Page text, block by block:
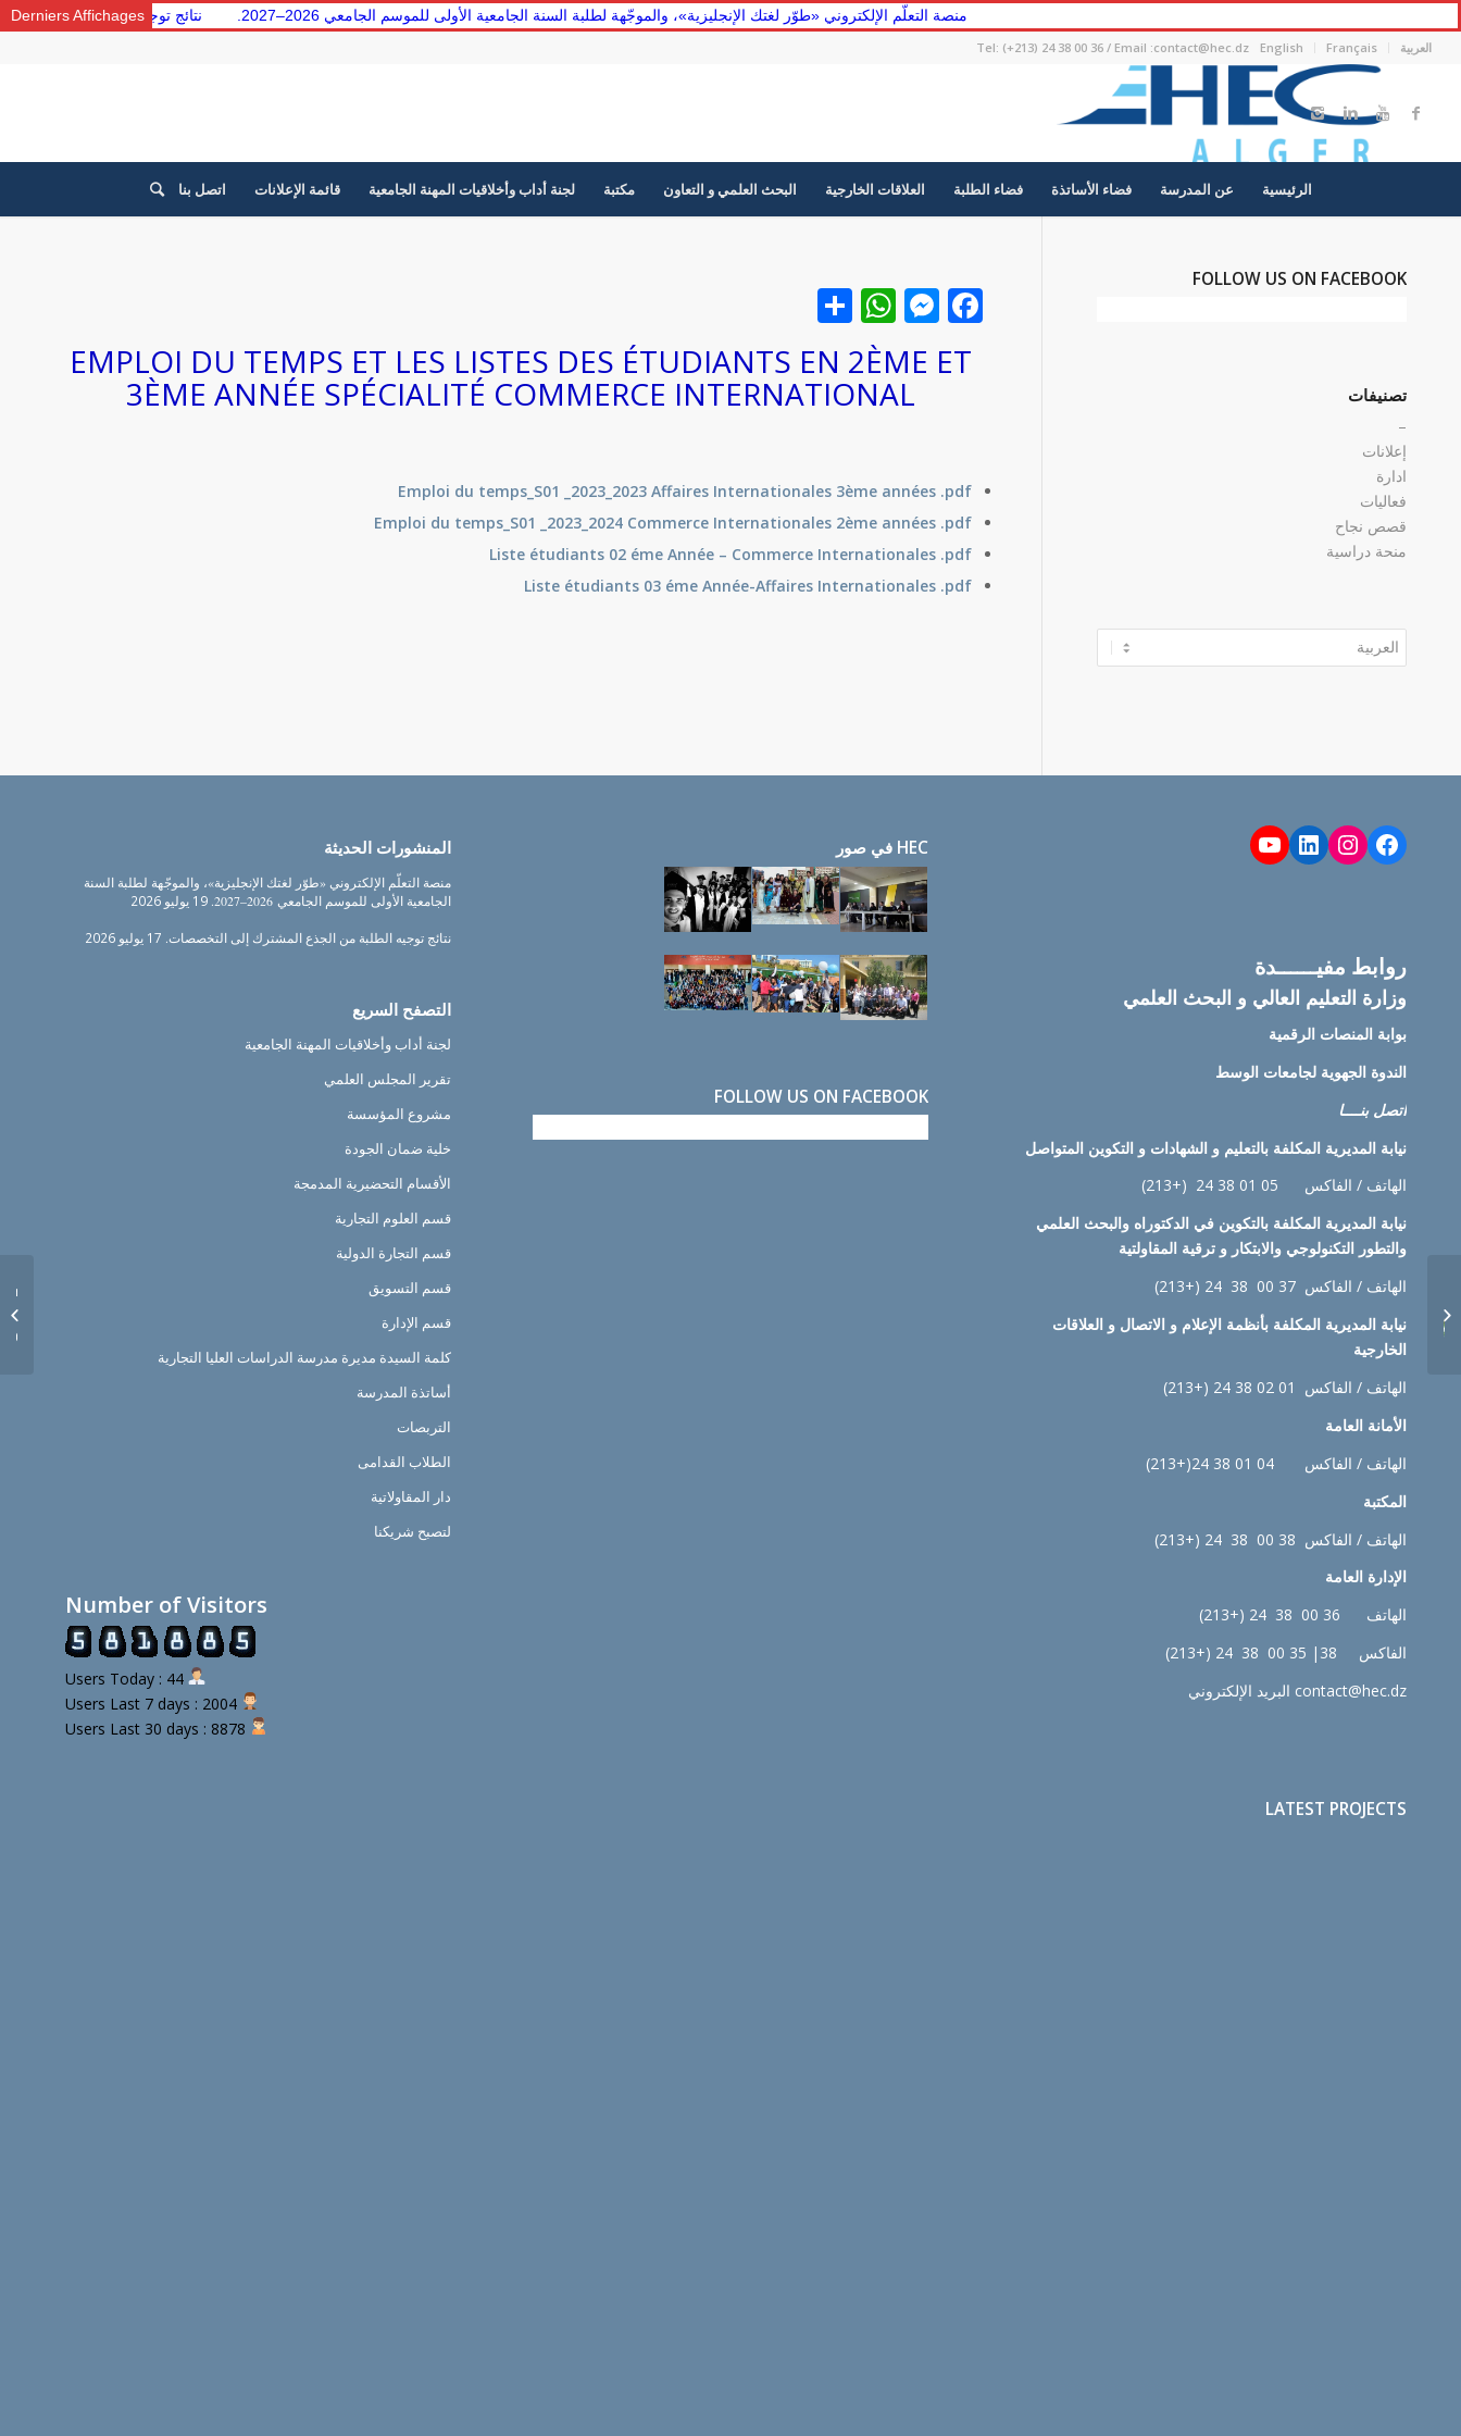
Derniers Affichages منصة التعلّم الإلكتروني «طوّر لغتك الإنجليزية»، والموجّهة لطلبة السنة الجامعية الأولى للموسم الجامعي 2026–2027. نتائج توجيه الطلبة
العربية Français
English
Tel: (+213) 24 38 00 36 / Email :contact@hec.dz
الرئيسية عن المدرسة فضاء الأساتذة فضاء الطلبة العلاقات الخارجية البحث العلمي و التعاون مكتبة لجنة أداب وأخلاقيات المهنة الجامعية قائمة الإعلانات اتصل بنا
Facebook
Messenger
WhatsApp
نشر
EMPLOI DU TEMPS ET LES LISTES DES ÉTUDIANTS EN 2ÈME ET
3ÈME ANNÉE SPÉCIALITÉ COMMERCE INTERNATIONAL
Emploi du temps_S01 _2023_2023 Affaires Internationales 3ème années .pdf
Emploi du temps_S01 _2023_2024 Commerce Internationales 2ème années .pdf
Liste étudiants 02 éme Année – Commerce Internationales .pdf
Liste étudiants 03 éme Année-Affaires Internationales .pdf
FOLLOW US ON FACEBOOK
تصنيفات
–
إعلانات
ادارة
فعاليات
قصص نجاح
منحة دراسية
اختر
لغة
Facebook
Instagram
LinkedIn
YouTube
روابط مفيــــــدة
وزارة التعليم العالي و البحث العلمي
بوابة المنصات الرقمية
الندوة الجهوية لجامعات الوسط
اتصل بنــــا
نيابة المديرية المكلفة بالتعليم و الشهادات و التكوين المتواصل
الهاتف / الفاكس 05 01 38 24 (+213)
نيابة المديرية المكلفة بالتكوين في الدكتوراه والبحث العلمي
والتطور التكنولوجي والابتكار و ترقية المقاولتية
الهاتف / الفاكس 37 00 38 24 (+213)
نيابة المديرية المكلفة بأنظمة الإعلام و الاتصال و العلاقات
الخارجية
الهاتف / الفاكس 01 02 38 24 (+213)
الأمانة العامة
الهاتف / الفاكس 04 01 38 24(+213)
المكتبة
الهاتف / الفاكس 38 00 38 24 (+213)
الإدارة العامة
الهاتف 36 00 38 24 (+213)
الفاكس 38| 35 00 38 24 (+213)
contact@hec.dz البريد الإلكتروني
LATEST PROJECTS
HEC في صور
FOLLOW US ON FACEBOOK
المنشورات الحديثة
منصة التعلّم الإلكتروني «طوّر لغتك الإنجليزية»، والموجّهة لطلبة السنة
الجامعية الأولى للموسم الجامعي 2026–2027.
19 يوليو 2026
نتائج توجيه الطلبة من الجذع المشترك إلى التخصصات. 17 يوليو 2026
التصفح السريع
لجنة أداب وأخلاقيات المهنة الجامعية
تقرير المجلس العلمي
مشروع المؤسسة
خلية ضمان الجودة
الأقسام التحضيرية المدمجة
قسم العلوم التجارية
قسم التجارة الدولية
قسم التسويق
قسم الإدارة
كلمة السيدة مديرة مدرسة الدراسات العليا التجارية
أساتذة المدرسة
التربصات
الطلاب القدامى
دار المقاولاتية
لتصبح شريكنا
Number of Visitors
Users Today : 44
de
Emploi du temps 2ème
Département